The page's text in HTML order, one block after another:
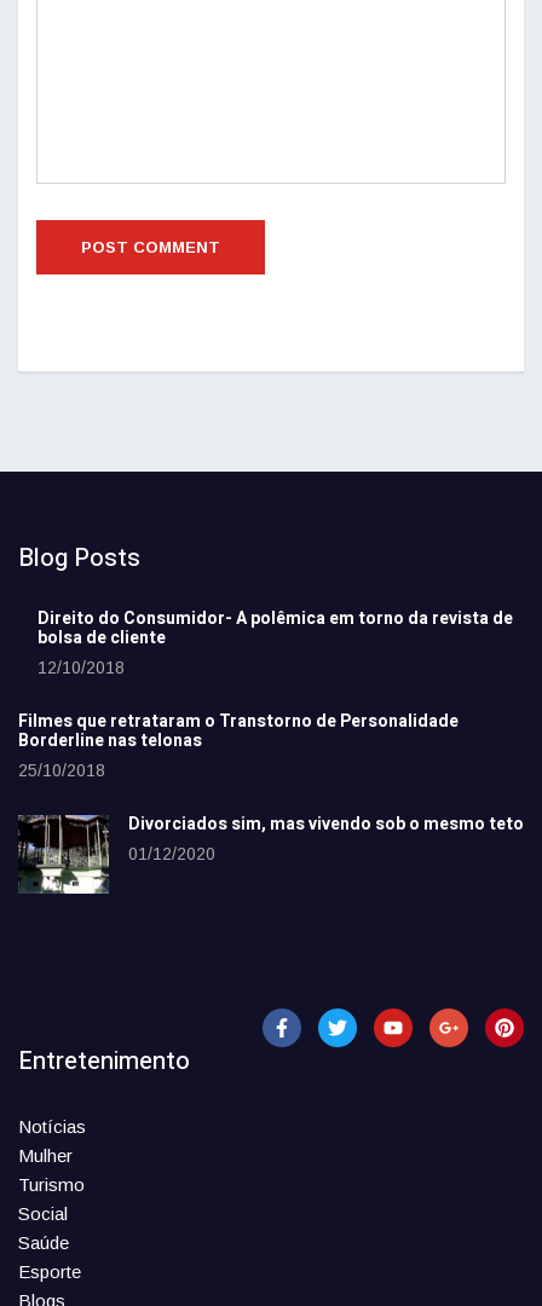
Blog Posts
Direito do Consumidor- A polêmica em torno da revista de
bolsa de cliente
12/10/2018
Filmes que retrataram o Transtorno de Personalidade
Borderline nas telonas
25/10/2018
Divorciados sim, mas vivendo sob o mesmo teto
01/12/2020
Entretenimento
Notícias
Mulher
Turismo
Social
Saúde
Esporte
Blogs